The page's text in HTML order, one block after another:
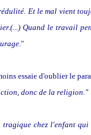
Et le mal vient
Quand le travail
."
essaie d'oublier le
donc de la religion."
tragique chez l'enfant qui